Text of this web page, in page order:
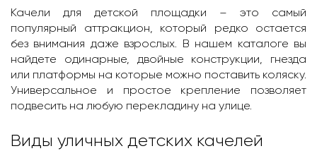
Качели для детской площадки –
это самый
популярный аттракцион, который редко остается
без внимания даже взрослых. В нашем каталоге вы
найдете одинарные, двойные конструкции, гнезда
или платформы на которые можно поставить коляску.
Универсальное и простое крепление позволяет
подвесить на любую перекладину на улице.
Виды уличных детских качелей